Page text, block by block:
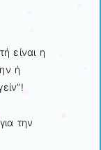
είναι η
ή
για την